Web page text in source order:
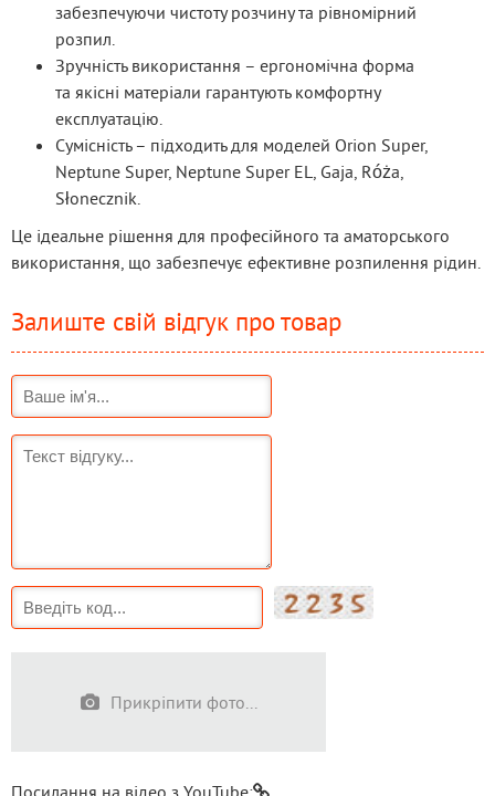
забезпечуючи чистоту розчину та рівномірний
розпил.
Зручність використання – ергономічна форма
та якісні матеріали гарантують комфортну
експлуатацію.
Сумісність – підходить для моделей Orion Super,
Neptune Super, Neptune Super EL, Gaja, Róża,
Słonecznik.
Це ідеальне рішення для професійного та аматорського
використання, що забезпечує ефективне розпилення рідин.
Залиште свій відгук про товар
Прикріпити фото...
Посилання на відео з YouTube: